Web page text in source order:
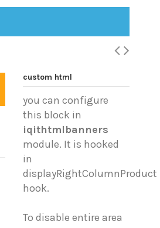
custom html
you can configure
this block in
iqithtmlbanners
module. It is hooked
in
displayRightColumnProduct
hook.
To disable entire area